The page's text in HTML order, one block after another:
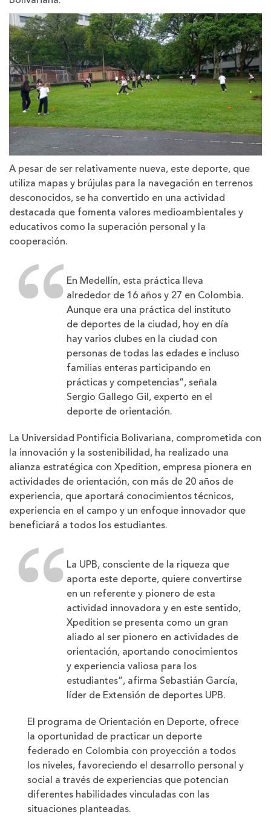
A pesar de ser relativamente nueva, este deporte, que
utiliza mapas y brújulas para la navegación en terrenos
desconocidos, se ha convertido en una actividad
destacada que fomenta valores medioambientales y
educativos como la superación personal y la
cooperación.
En Medellín, esta práctica lleva
alrededor de 16 años y 27 en Colombia.
Aunque era una práctica del instituto
de deportes de la ciudad, hoy en día
hay varios clubes en la ciudad con
personas de todas las edades e incluso
familias enteras participando en
prácticas y competencias”, señala
Sergio Gallego Gil, experto en el
deporte de orientación.
La Universidad Pontificia Bolivariana, comprometida con
la innovación y la sostenibilidad, ha realizado una
alianza estratégica con Xpedition, empresa pionera en
actividades de orientación, con más de 20 años de
experiencia, que aportará conocimientos técnicos,
experiencia en el campo y un enfoque innovador que
beneficiará a todos los estudiantes.
La UPB, consciente de la riqueza que
aporta este deporte, quiere convertirse
en un referente y pionero de esta
actividad innovadora y en este sentido,
Xpedition se presenta como un gran
aliado al ser pionero en actividades de
orientación, aportando conocimientos
y experiencia valiosa para los
estudiantes”, afirma Sebastián García,
líder de Extensión de deportes UPB.
El programa de Orientación en Deporte, ofrece
la oportunidad de practicar un deporte
federado en Colombia con proyección a todos
los niveles, favoreciendo el desarrollo personal y
social a través de experiencias que potencian
diferentes habilidades vinculadas con las
situaciones planteadas.